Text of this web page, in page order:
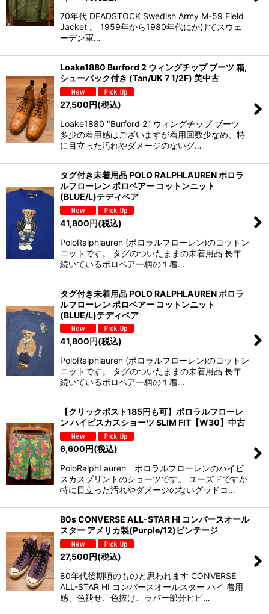
70年代 DEADSTOCK Swedish Army M-59 Field
Jacket 。 1959年から1980年代にかけてスウェ
ーデン軍…
Loake1880 Burford 2 ウィングチップ ブーツ 箱,
シューバック付き (Tan/UK 7 1/2F) 美中古
27,500円(税込)
Loake1880 "Burford 2" ウィングチップ ブーツ
多少の着用感はございますが着用回数少なめ、特
に目立った汚れやダメージのないグ…
タグ付き未着用品 POLO RALPHLAUREN ポロラ
ルフローレン ポロベアー コットンニット
(BLUE/L)テディベア
41,800円(税込)
PoloRalphlauren (ポロラルフローレン)のコットン
ニットです。 タグのついたままの未着用品 長年
続いているポロベアー柄の１着…
タグ付き未着用品 POLO RALPHLAUREN ポロラ
ルフローレン ポロベアー コットンニット
(BLUE/L)テディベア
41,800円(税込)
PoloRalphlauren (ポロラルフローレン)のコットン
ニットです。 タグのついたままの未着用品 長年
続いているポロベアー柄の１着…
【クリックポスト185円も可】ポロラルフローレ
ン ハイビスカスショーツ SLIM FIT【W30】中古
6,600円(税込)
PoloRalphLauren ポロラルフローレンのハイビ
スカスプリントのショーツです。 ユーズドですが
特に目立った汚れやダメージのないグッドコ…
80s CONVERSE ALL-STAR HI コンバースオール
スター アメリカ製(Purple/12)ビンテージ
27,500円(税込)
80年代後期頃のものと思われます CONVERSE
ALL-STAR HI コンバースオールスター ハイ 着用
感、色褪せ、色抜け、ラバー部分ヒビ…